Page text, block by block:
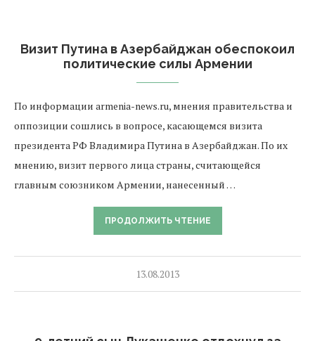
Визит Путина в Азербайджан обеспокоил
политические силы Армении
По информации armenia-news.ru, мнения правительства и
оппозиции сошлись в вопросе, касающемся визита
президента РФ Владимира Путина в Азербайджан. По их
мнению, визит первого лица страны, считающейся
главным союзником Армении, нанесенный …
ПРОДОЛЖИТЬ ЧТЕНИЕ
13.08.2013